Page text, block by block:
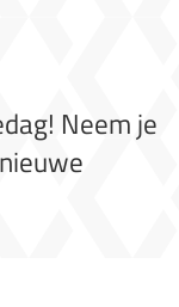
Neem je